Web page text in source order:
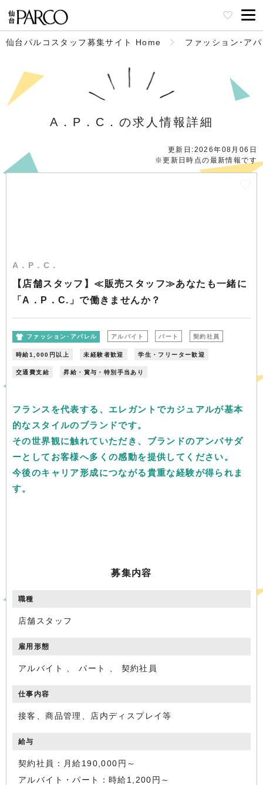
仙台パルコスタッフ募集サイト Home ファッション･ア
A．P．C．の求人情報詳細
更新日:2026年08月06日
※更新日時点の最新情報です
A．P．C．
【店舗スタッフ】≪販売スタッフ≫あなたも一緒に
「A．P．C.」で働きませんか？
ファッション･アパレル アルバイト パート 契約社員
時給1,000円以上 未経験者歓迎 学生・フリーター歓迎
交通費支給 昇給・賞与・特別手当あり
フランスを代表する、エレガントでカジュアルが基本
的なスタイルのブランドです。
その世界観に触れていただき、ブランドのアンバサダ
ーとしてお客様へ多くの感動を提供してください。
今後のキャリア形成につながる貴重な経験が得られま
す。
募集内容
職種
店舗スタッフ
雇用形態
アルバイト 、 パート 、 契約社員
仕事内容
接客、商品管理、店内ディスプレイ等
給与
契約社員：月給190,000円～
アルバイト・パート：時給1,200円～